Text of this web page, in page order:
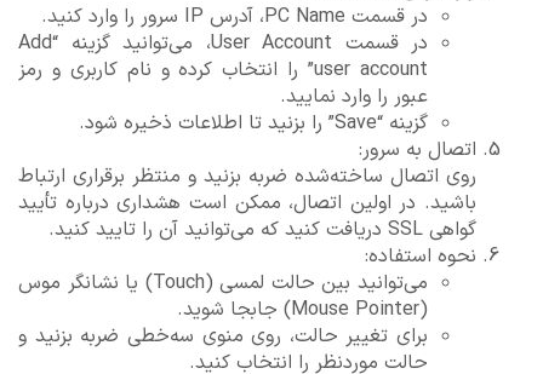
در قسمت PC Name، آدرس IP سرور را وارد کنید.
در قسمت User Account، می‌توانید گزینه “Add
user account” را انتخاب کرده و نام کاربری و رمز
عبور را وارد نمایید.
گزینه “Save” را بزنید تا اطلاعات ذخیره شود.
اتصال به سرور:
روی اتصال ساخته‌شده ضربه بزنید و منتظر برقراری ارتباط
باشید. در اولین اتصال، ممکن است هشداری درباره تأیید
گواهی SSL دریافت کنید که می‌توانید آن را تایید کنید.
نحوه استفاده:
می‌توانید بین حالت لمسی (Touch) یا نشانگر موس
(Mouse Pointer) جابجا شوید.
برای تغییر حالت، روی منوی سه‌خطی ضربه بزنید و
حالت موردنظر را انتخاب کنید.